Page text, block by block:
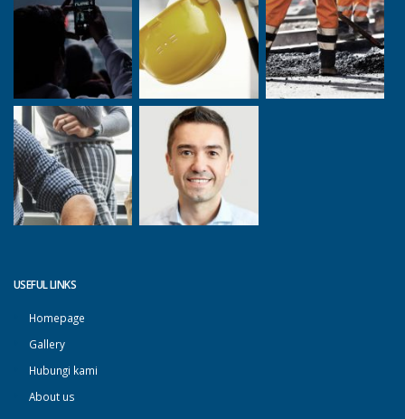
USEFUL LINKS
Homepage
Gallery
Hubungi kami
About us